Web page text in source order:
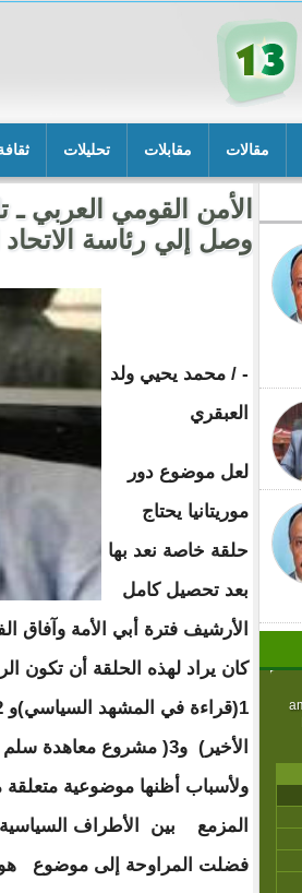
مقالات مقابلات تحليلات
الأمن القومي العربي ـ
وصل إلي رئاسة الاتحاد
- / محمد يحيي ولد
العبقري
لعل موضوع دور
موريتانيا يحتاج
حلقة خاصة نعد بها
بعد تحصيل كامل
الأرشيف فترة أبي الأمة وآفاق
الأخير) و3( مشروع معاهدة سلم اجتماعي) .
ولأسباب أظنها موضوعية
المزمع بين الأطراف السياسية
فضلت المراوحة إلى موضوع هو